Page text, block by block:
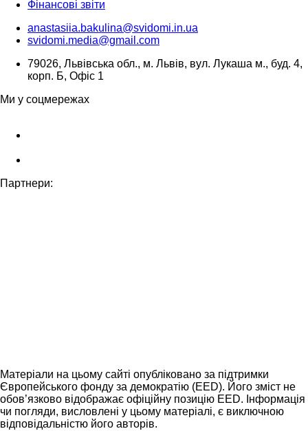
Фінансові звіти
anastasiia.bakulina@svidomi.in.ua
svidomi.media@gmail.com
79026, Львівська обл., м. Львів, вул. Лукаша м., буд. 4,
корп. Б, Офіс 1
Ми у соцмережах
Партнери:
Матеріали на цьому сайті опубліковано за підтримки
Європейського фонду за демократію (EED). Його зміст не
обов’язково відображає офіційну позицію EED. Інформація
чи погляди, висловлені у цьому матеріалі, є виключною
відповідальністю його авторів.